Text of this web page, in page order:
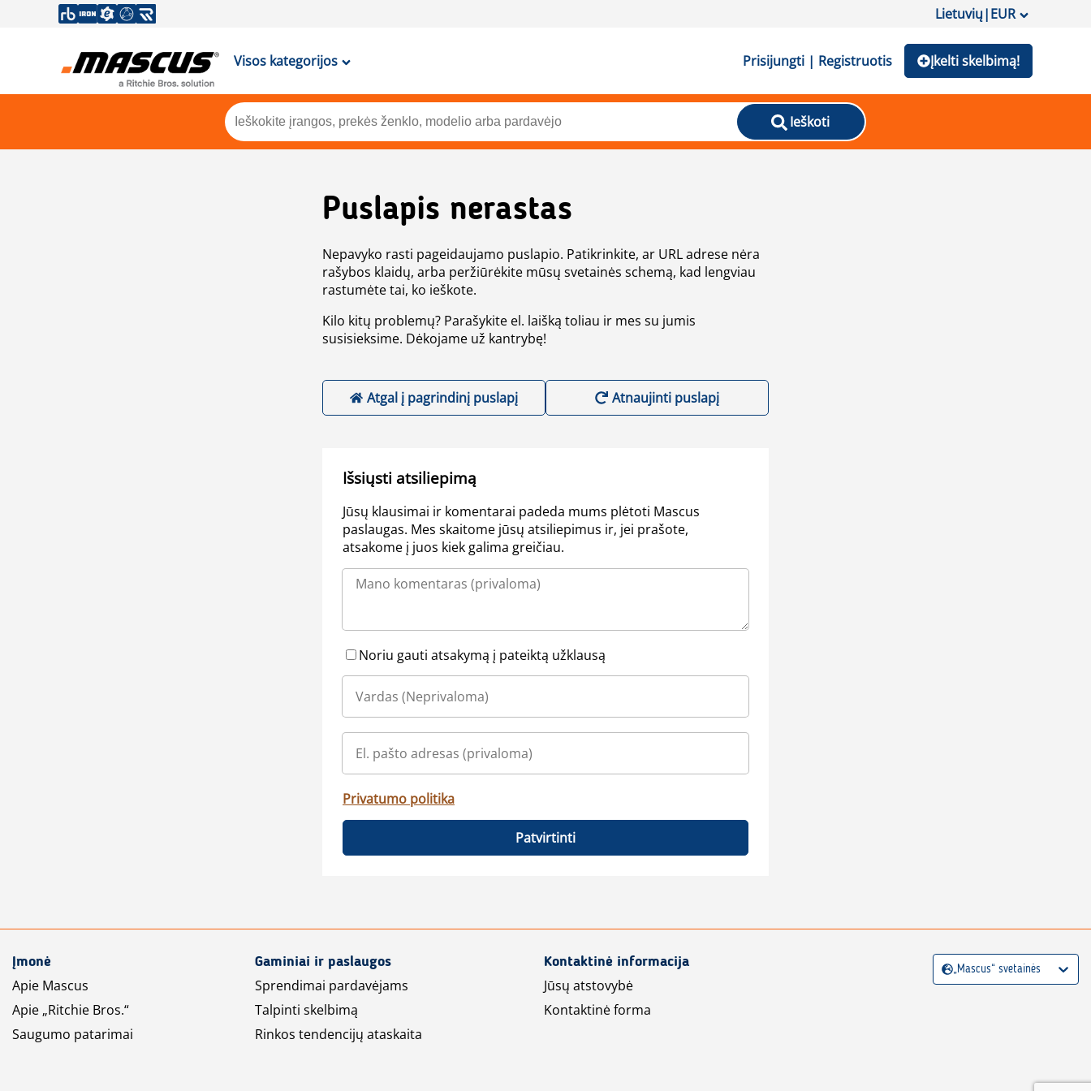
Lietuvių|EUR
Visos kategorijos Prisijungti | Registruotis Įkelti skelbimą!
Ieškoti
Puslapis nerastas
Nepavyko rasti pageidaujamo puslapio. Patikrinkite, ar URL adrese nėra
rašybos klaidų, arba peržiūrėkite mūsų svetainės schemą, kad lengviau
rastumėte tai, ko ieškote.
Kilo kitų problemų? Parašykite el. laišką toliau ir mes su jumis
susisieksime. Dėkojame už kantrybę!
Atgal į pagrindinį puslapį Atnaujinti puslapį
Išsiųsti atsiliepimą
Jūsų klausimai ir komentarai padeda mums plėtoti Mascus
paslaugas. Mes skaitome jūsų atsiliepimus ir, jei prašote,
atsakome į juos kiek galima greičiau.
Noriu gauti atsakymą į pateiktą užklausą
Privatumo politika
Patvirtinti
Įmonė
Apie Mascus
Apie „Ritchie Bros.“
Saugumo patarimai
Gaminiai ir paslaugos
Sprendimai pardavėjams
Talpinti skelbimą
Rinkos tendencijų ataskaita
Kontaktinė informacija
Jūsų atstovybė
Kontaktinė forma
„Mascus“ svetainės